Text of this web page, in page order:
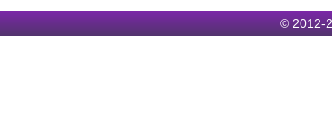
© 2012-